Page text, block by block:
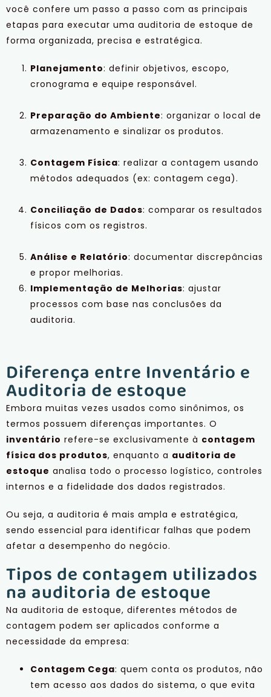
você confere um passo a passo com as principais
etapas para executar uma auditoria de estoque de
forma organizada, precisa e estratégica.
Planejamento: definir objetivos, escopo,
cronograma e equipe responsável.
Preparação do Ambiente: organizar o local de
armazenamento e sinalizar os produtos.
Contagem Física: realizar a contagem usando
métodos adequados (ex: contagem cega).
Conciliação de Dados: comparar os resultados
físicos com os registros.
Análise e Relatório: documentar discrepâncias
e propor melhorias.
Implementação de Melhorias: ajustar
processos com base nas conclusões da
auditoria.
Diferença entre Inventário e
Auditoria de estoque
Embora muitas vezes usados como sinônimos, os
termos possuem diferenças importantes. O
inventário refere-se exclusivamente à contagem
física dos produtos, enquanto a auditoria de
estoque analisa todo o processo logístico, controles
internos e a fidelidade dos dados registrados.
Ou seja, a auditoria é mais ampla e estratégica,
sendo essencial para identificar falhas que podem
afetar a desempenho do negócio.
Tipos de contagem utilizados
na auditoria de estoque
Na auditoria de estoque, diferentes métodos de
contagem podem ser aplicados conforme a
necessidade da empresa:
Contagem Cega: quem conta os produtos, não
tem acesso aos dados do sistema, o que evita